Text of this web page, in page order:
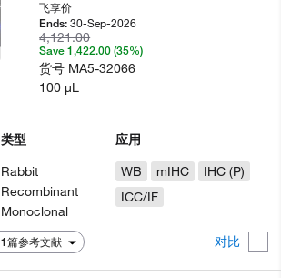
1篇参考文献 对比
类型
Rabbit
Recombinant
Monoclonal
应用
WB
mIHC
IHC (P)
ICC/IF
飞享价
Ends:30-Sep-2026
4,121.00
Save 1,422.00 (35%)
货号 MA5-32066
100 µL